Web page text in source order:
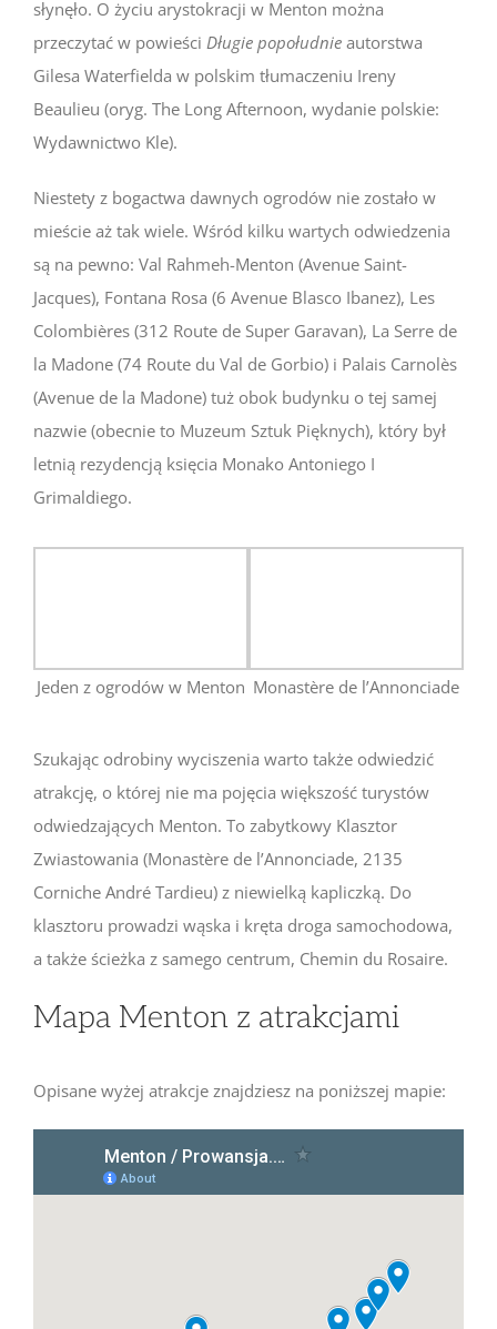
słynęło. O życiu arystokracji w Menton można
przeczytać w powieści Długie popołudnie autorstwa
Gilesa Waterfielda w polskim tłumaczeniu Ireny
Beaulieu (oryg. The Long Afternoon, wydanie polskie:
Wydawnictwo Kle).
Niestety z bogactwa dawnych ogrodów nie zostało w
mieście aż tak wiele. Wśród kilku wartych odwiedzenia
są na pewno: Val Rahmeh-Menton (Avenue Saint-
Jacques), Fontana Rosa (6 Avenue Blasco Ibanez), Les
Colombières (312 Route de Super Garavan), La Serre de
la Madone (74 Route du Val de Gorbio) i Palais Carnolès
(Avenue de la Madone) tuż obok budynku o tej samej
nazwie (obecnie to Muzeum Sztuk Pięknych), który był
letnią rezydencją księcia Monako Antoniego I
Grimaldiego.
Jeden z ogrodów w Menton Monastère de l’Annonciade
Szukając odrobiny wyciszenia warto także odwiedzić
atrakcję, o której nie ma pojęcia większość turystów
odwiedzających Menton. To zabytkowy Klasztor
Zwiastowania (Monastère de l’Annonciade, 2135
Corniche André Tardieu) z niewielką kapliczką. Do
klasztoru prowadzi wąska i kręta droga samochodowa,
a także ścieżka z samego centrum, Chemin du Rosaire.
Mapa Menton z atrakcjami
Opisane wyżej atrakcje znajdziesz na poniższej mapie: